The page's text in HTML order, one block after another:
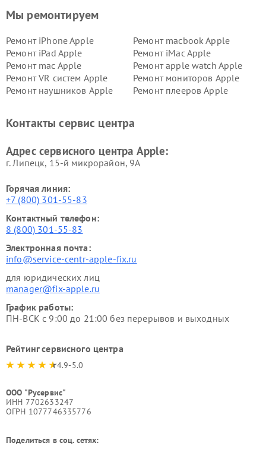
Мы ремонтируем
Ремонт iPhone Apple
Ремонт macbook Apple
Ремонт iPad Apple
Ремонт iMac Apple
Ремонт mac Apple
Ремонт apple watch Apple
Ремонт VR систем Apple
Ремонт мониторов Apple
Ремонт наушников Apple
Ремонт плееров Apple
Контакты сервис центра
Адрес сервисного центра Apple:
г. Липецк, 15-й микрорайон, 9А
Горячая линия:
+7 (800) 301-55-83
Контактный телефон:
8 (800) 301-55-83
Электронная почта:
info@service-centr-apple-fix.ru
для юридических лиц
manager@fix-apple.ru
График работы:
ПН-ВСК с 9:00 до 21:00 без перерывов и выходных
Рейтинг сервисного центра
4.9-5.0
ООО "Русервис"
ИНН 7702633247
ОГРН 1077746335776
Поделиться в соц. сетях: